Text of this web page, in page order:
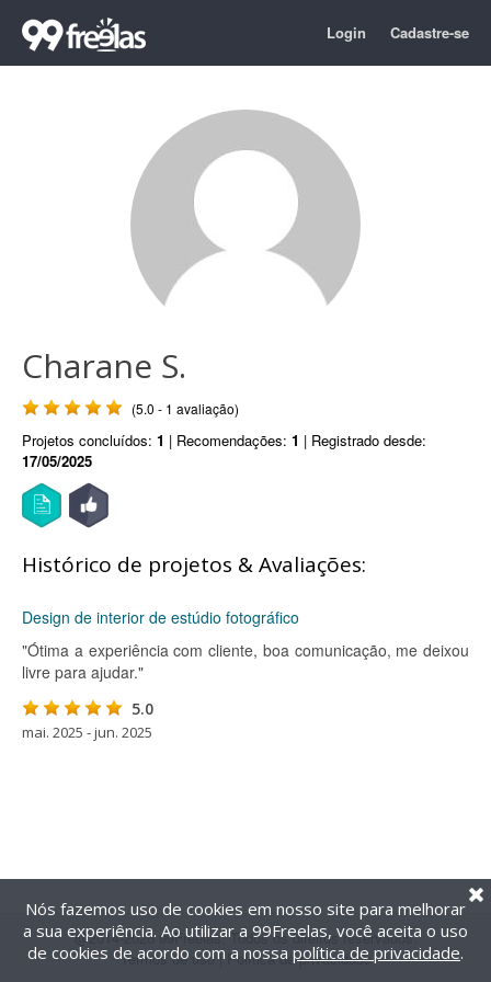
Login Cadastre-se
Charane S.
(5.0 - 1 avaliação)
Projetos concluídos: 1 | Recomendações: 1 | Registrado desde:
17/05/2025
Histórico de projetos & Avaliações:
Design de interior de estúdio fotográfico
"Ótima a experiência com cliente, boa comunicação, me deixou
livre para ajudar."
5.0
mai. 2025 - jun. 2025
@2014-2026 99Freelas. Todos os direitos reservados.
Termos de uso| Política de privacidade
Nós fazemos uso de cookies em nosso site para melhorar
a sua experiência. Ao utilizar a 99Freelas, você aceita o uso
de cookies de acordo com a nossa política de privacidade.